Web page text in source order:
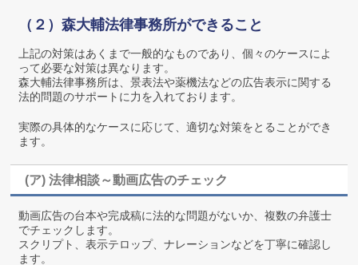
（２）森大輔法律事務所ができること
上記の対策はあくまで一般的なものであり、個々のケースによ
って必要な対策は異なります。
森大輔法律事務所は、景表法や薬機法などの広告表示に関する
法的問題のサポートに力を入れております。
実際の具体的なケースに応じて、適切な対策をとることができ
ます。
(ア) 法律相談～動画広告のチェック
動画広告の台本や完成稿に法的な問題がないか、複数の弁護士
でチェックします。
スクリプト、表示テロップ、ナレーションなどを丁寧に確認し
ます。